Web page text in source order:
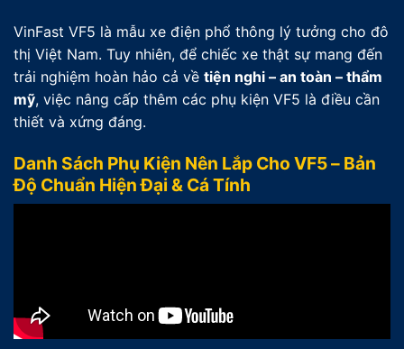
VinFast VF5 là mẫu xe điện phổ thông lý tưởng cho đô
thị Việt Nam. Tuy nhiên, để chiếc xe thật sự mang đến
trải nghiệm hoàn hảo cả về tiện nghi – an toàn – thẩm
mỹ, việc nâng cấp thêm các phụ kiện VF5 là điều cần
thiết và xứng đáng.
Danh Sách Phụ Kiện Nên Lắp Cho VF5 – Bản
Độ Chuẩn Hiện Đại & Cá Tính